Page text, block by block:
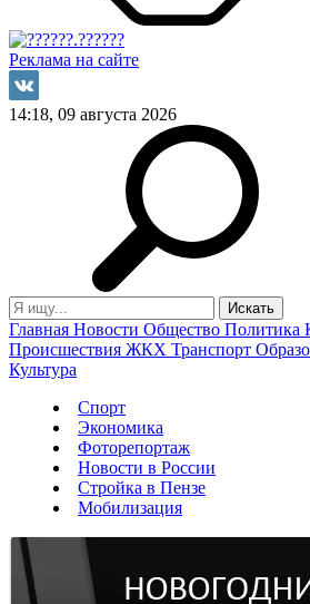
Реклама на сайте
14:18, 09 августа 2026
Главная Новости Общество Политика
Происшествия ЖКХ Транспорт
Культура
Спорт
Экономика
Фоторепортаж
Новости в России
Стройка в Пензе
Мобилизация